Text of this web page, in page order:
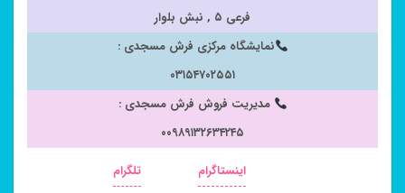
فرعی ۵ , نبش بلوار
نمایشگاه مرکزی فرش مسجدی :
۰۳۱۵۴۷۰۲۵۵۱
مدیریت فروش فرش مسجدی :
۰۰۹۸۹۱۳۲۶۳۴۲۴۵
اینستاگرام
تلگرام